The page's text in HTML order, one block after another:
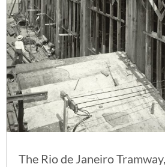
The Rio de Janeiro